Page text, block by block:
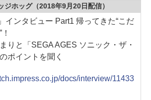
ジホッグ（2018年9月20日配信）
インタビュー Part1 帰ってきた“こだ
りと「SEGA AGES ソニック・ザ・
ポイントを聞く
docs/interview/11433